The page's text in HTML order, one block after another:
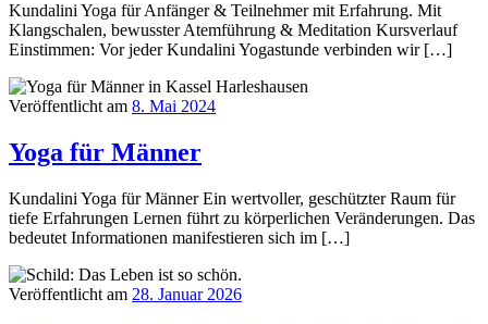
Kundalini Yoga für Anfänger & Teilnehmer mit Erfahrung. Mit
Klangschalen, bewusster Atemführung & Meditation Kursverlauf
Einstimmen: Vor jeder Kundalini Yogastunde verbinden wir […]
Veröffentlicht am 8. Mai 2024
Yoga für Männer
Kundalini Yoga für Männer Ein wertvoller, geschützter Raum für
tiefe Erfahrungen Lernen führt zu körperlichen Veränderungen. Das
bedeutet Informationen manifestieren sich im […]
Veröffentlicht am 28. Januar 2026